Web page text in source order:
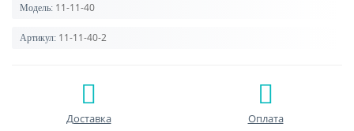
Модель: 11-11-40
Артикул: 11-11-40-2
Доставка Оплата